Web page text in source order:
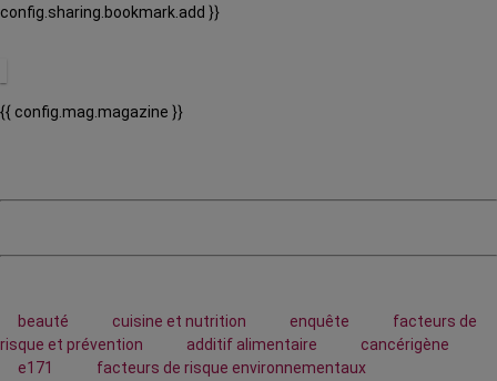
config.sharing.bookmark.add }}
{{ config.mag.magazine }}
beauté cuisine et nutrition enquête
facteurs de
risque et prévention
additif alimentaire
cancérigène
e171
facteurs de risque environnementaux